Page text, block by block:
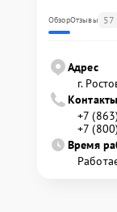
ОбзорОтзывы 57
Адрес
г.
Контакты
+7
+7
Время